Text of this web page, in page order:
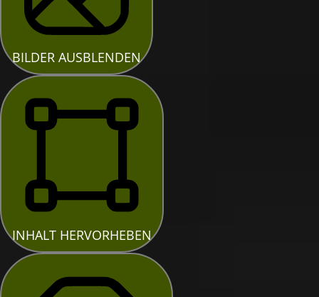
BILDER AUSBLENDEN
INHALT HERVORHEBEN